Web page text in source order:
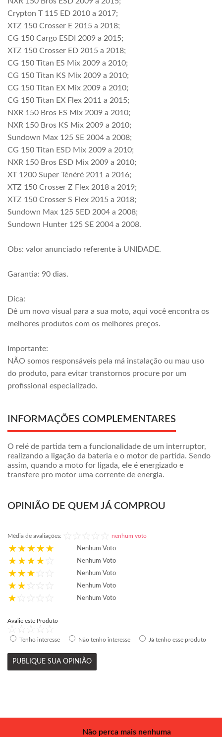
Crypton T 115 ED 2010 a 2017;
XTZ 150 Crosser E 2015 a 2018;
CG 150 Cargo ESDI 2009 a 2015;
XTZ 150 Crosser ED 2015 a 2018;
CG 150 Titan ES Mix 2009 a 2010;
CG 150 Titan KS Mix 2009 a 2010;
CG 150 Titan EX Mix 2009 a 2010;
CG 150 Titan EX Flex 2011 a 2015;
NXR 150 Bros ES Mix 2009 a 2010;
NXR 150 Bros KS Mix 2009 a 2010;
Sundown Max 125 SE 2004 a 2008;
CG 150 Titan ESD Mix 2009 a 2010;
NXR 150 Bros ESD Mix 2009 a 2010;
XT 1200 Super Ténéré 2011 a 2016;
XTZ 150 Crosser Z Flex 2018 a 2019;
XTZ 150 Crosser S Flex 2015 a 2018;
Sundown Max 125 SED 2004 a 2008;
Sundown Hunter 125 SE 2004 a 2008.
Obs: valor anunciado referente à UNIDADE.
Garantia: 90 dias.
Dica:
Dê um novo visual para a sua moto, aqui você encontra os
melhores produtos com os melhores preços.
Importante:
NÃO somos responsáveis pela má instalação ou mau uso
do produto, para evitar transtornos procure por um
profissional especializado.
INFORMAÇÕES COMPLEMENTARES
O relé de partida tem a funcionalidade de um interruptor,
realizando a ligação da bateria e o motor de partida. Sendo
assim, quando a moto for ligada, ele é energizado e
transfere pro motor uma corrente de energia.
OPINIÃO DE QUEM JÁ COMPROU
Média de avaliações: nenhum voto
Nenhum Voto
Nenhum Voto
Nenhum Voto
Nenhum Voto
Nenhum Voto
Avalie este Produto
Tenho interesse Não tenho interesse Já tenho esse produto
PUBLIQUE SUA OPINIÃO
Não perca mais nenhuma